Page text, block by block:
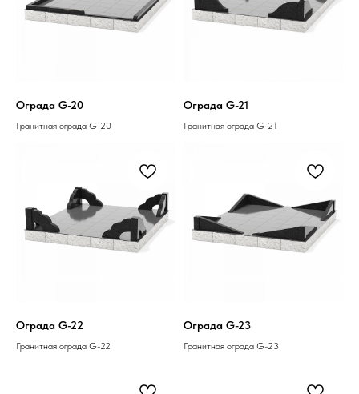
Ограда G-20
Гранитная ограда G-20
Ограда G-21
Гранитная ограда G-21
Ограда G-22
Гранитная ограда G-22
Ограда G-23
Гранитная ограда G-23